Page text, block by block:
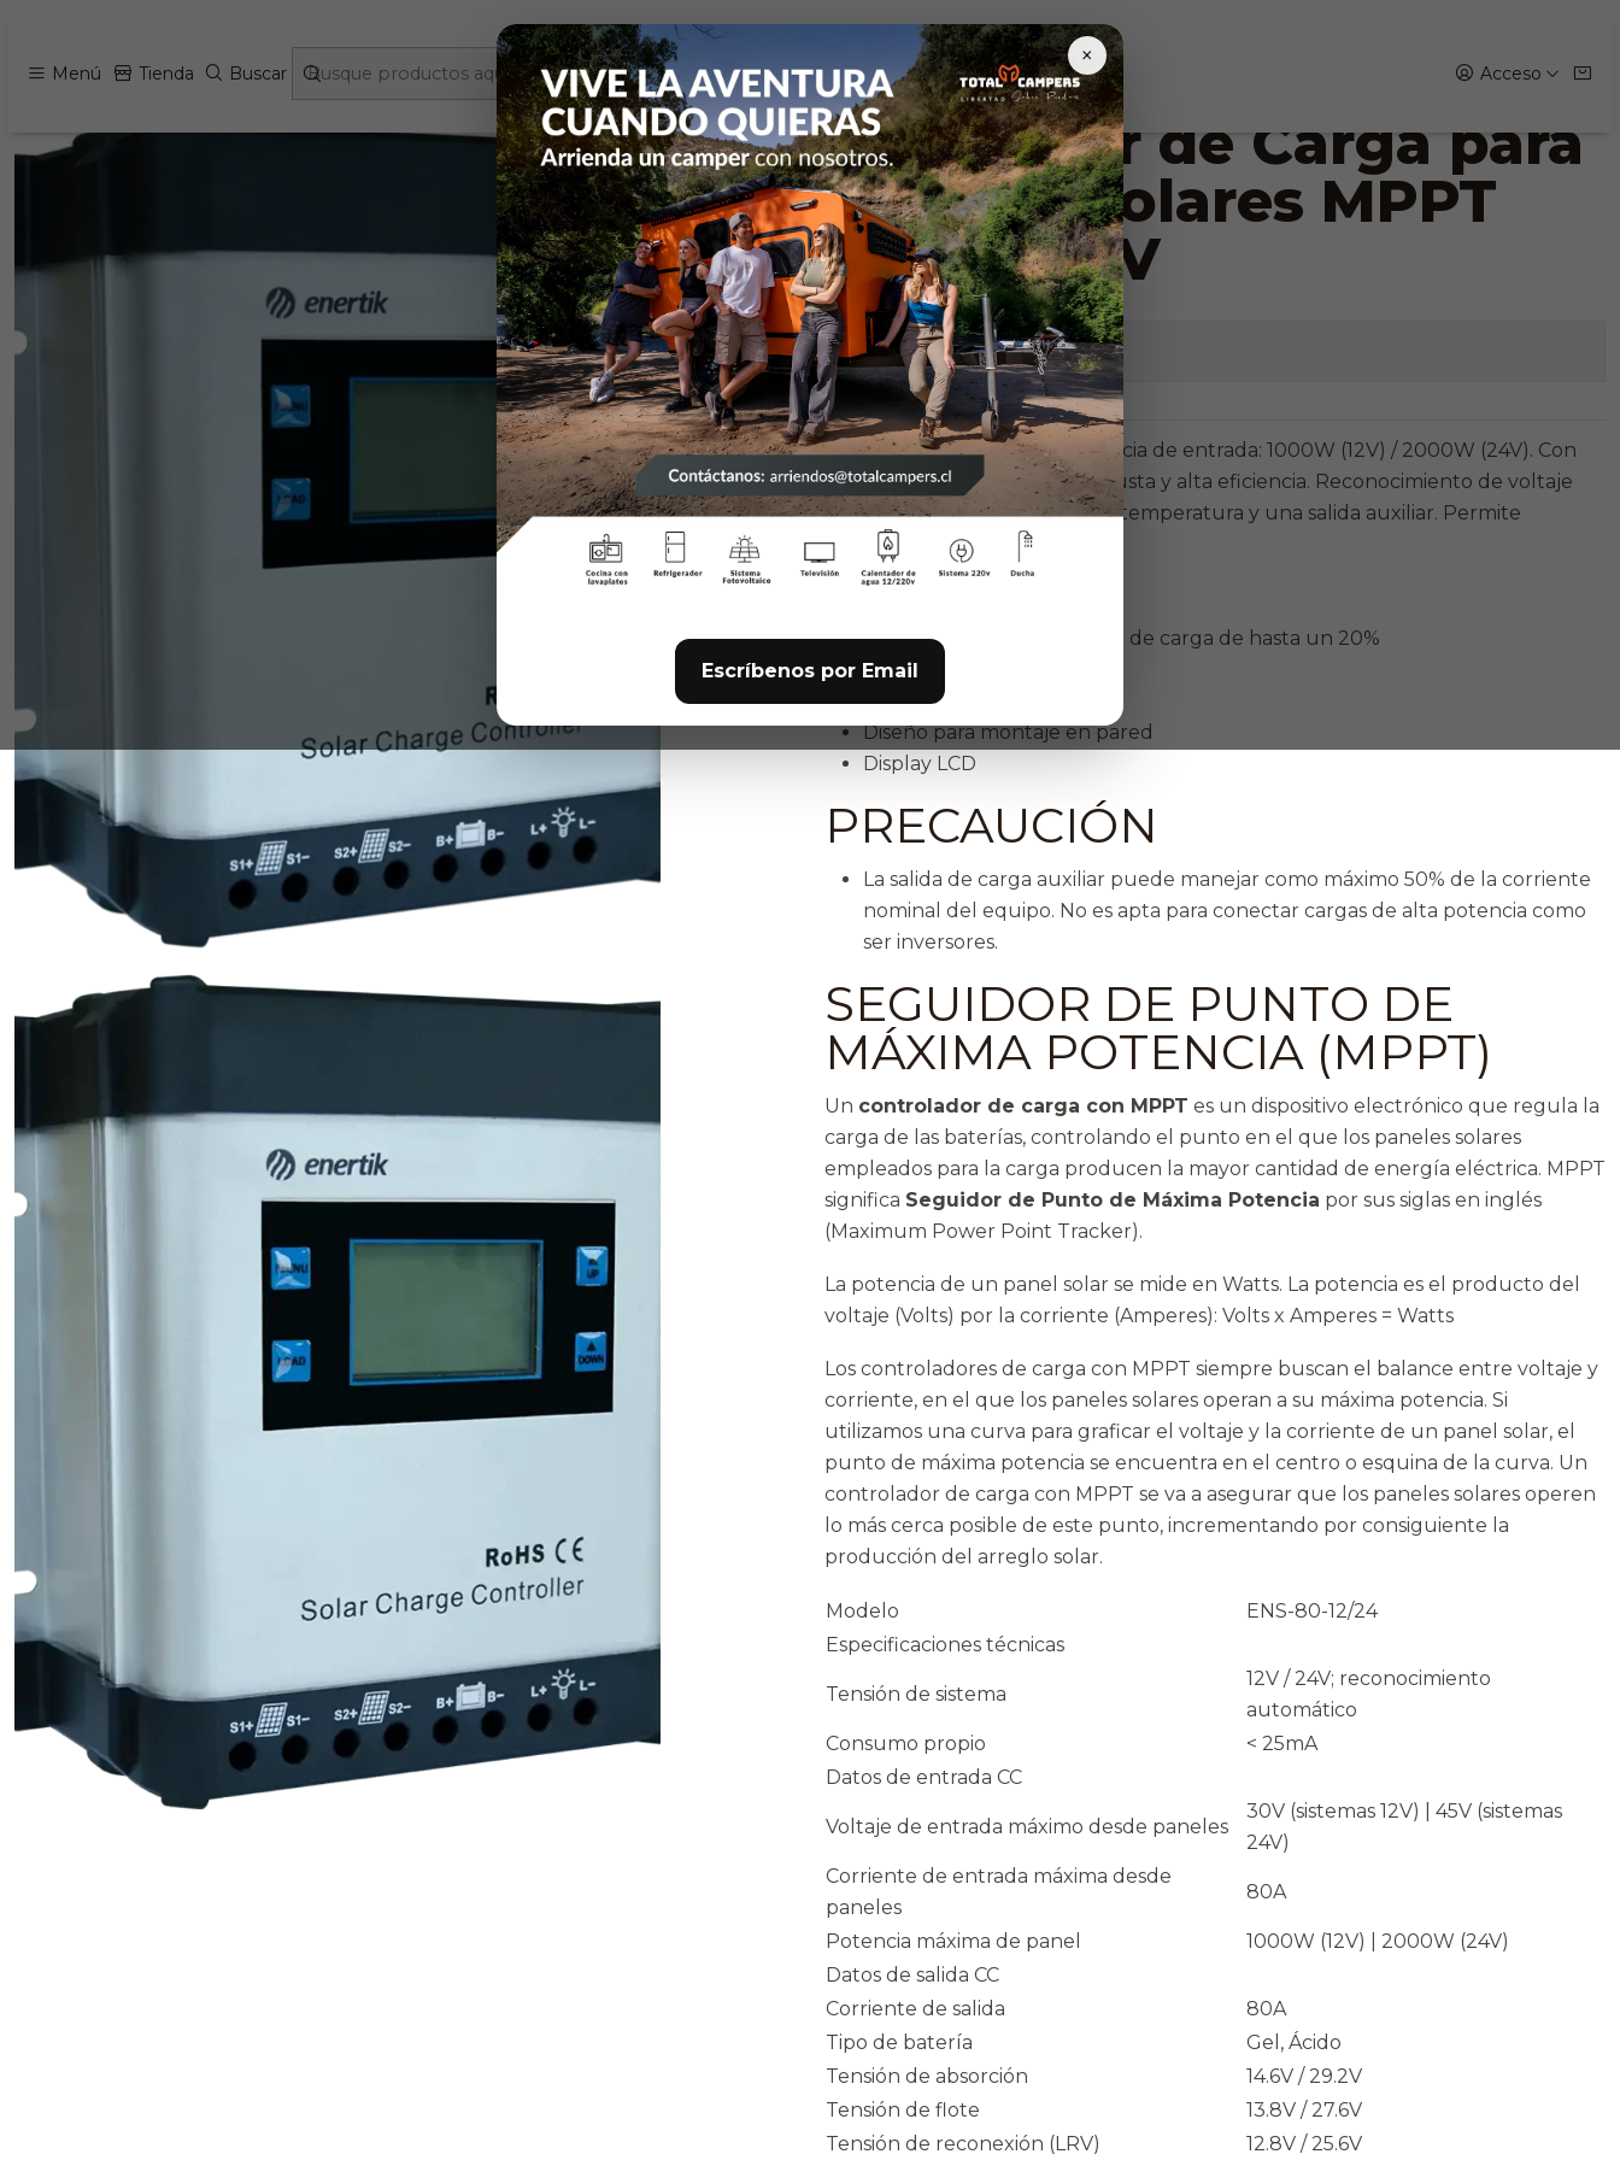
×
Escríbenos por Email
Menú Tienda Buscar Acceso
Energia Fotovoltaica e Insumos Electricos Reguladores de carga Regulador de Carga para Paneles Solares MPPT 80A 12/24V
|
Regulador de Carga para
Paneles Solares MPPT
80A 12/24V
Mostrar stock de ubicaciones
DESCRIPCIÓN
Corriente de salida: 80A. Potencia de entrada: 1000W (12V) / 2000W (24V). Con
Display LCD. Construcción robusta y alta eficiencia. Reconocimiento de voltaje
automático. Incluye sensor de temperatura y una salida auxiliar. Permite
montaje en pared.
VENTAJAS
Incremento en la eficiencia de carga de hasta un 20%
Construcción robusta
Alta eficiencia
Diseño para montaje en pared
Display LCD
PRECAUCIÓN
La salida de carga auxiliar puede manejar como máximo 50% de la corriente
nominal del equipo. No es apta para conectar cargas de alta potencia como
ser inversores.
SEGUIDOR DE PUNTO DE
MÁXIMA POTENCIA (MPPT)
Un controlador de carga con MPPT es un dispositivo electrónico que regula la
carga de las baterías, controlando el punto en el que los paneles solares
empleados para la carga producen la mayor cantidad de energía eléctrica. MPPT
significa Seguidor de Punto de Máxima Potencia por sus siglas en inglés
(Maximum Power Point Tracker).
La potencia de un panel solar se mide en Watts. La potencia es el producto del
voltaje (Volts) por la corriente (Amperes): Volts x Amperes = Watts
Los controladores de carga con MPPT siempre buscan el balance entre voltaje y
corriente, en el que los paneles solares operan a su máxima potencia. Si
utilizamos una curva para graficar el voltaje y la corriente de un panel solar, el
punto de máxima potencia se encuentra en el centro o esquina de la curva. Un
controlador de carga con MPPT se va a asegurar que los paneles solares operen
lo más cerca posible de este punto, incrementando por consiguiente la
producción del arreglo solar.
Modelo
ENS-80-12/24
Especificaciones técnicas
Tensión de sistema
12V / 24V; reconocimiento
automático
Consumo propio
< 25mA
Datos de entrada CC
Voltaje de entrada máximo desde paneles
30V (sistemas 12V) | 45V (sistemas
24V)
Corriente de entrada máxima desde
paneles
80A
Potencia máxima de panel
1000W (12V) | 2000W (24V)
Datos de salida CC
Corriente de salida
80A
Tipo de batería
Gel, Ácido
Tensión de absorción
14.6V / 29.2V
Tensión de flote
13.8V / 27.6V
Tensión de reconexión (LRV)
12.8V / 25.6V